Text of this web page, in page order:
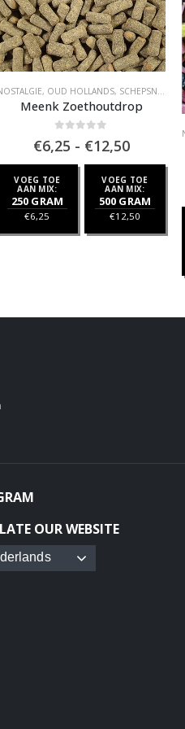
, OUD HOLLANDS, SCHEPSNOEP
Meenk Zoethoutdrop
€6,25 - €12,50
tot
€12,50
VOEG TOE
AAN MIX:
250 GRAM
€6,25
VOEG TOE
AAN MIX:
500 GRAM
€12,50
OUR WEBSITE